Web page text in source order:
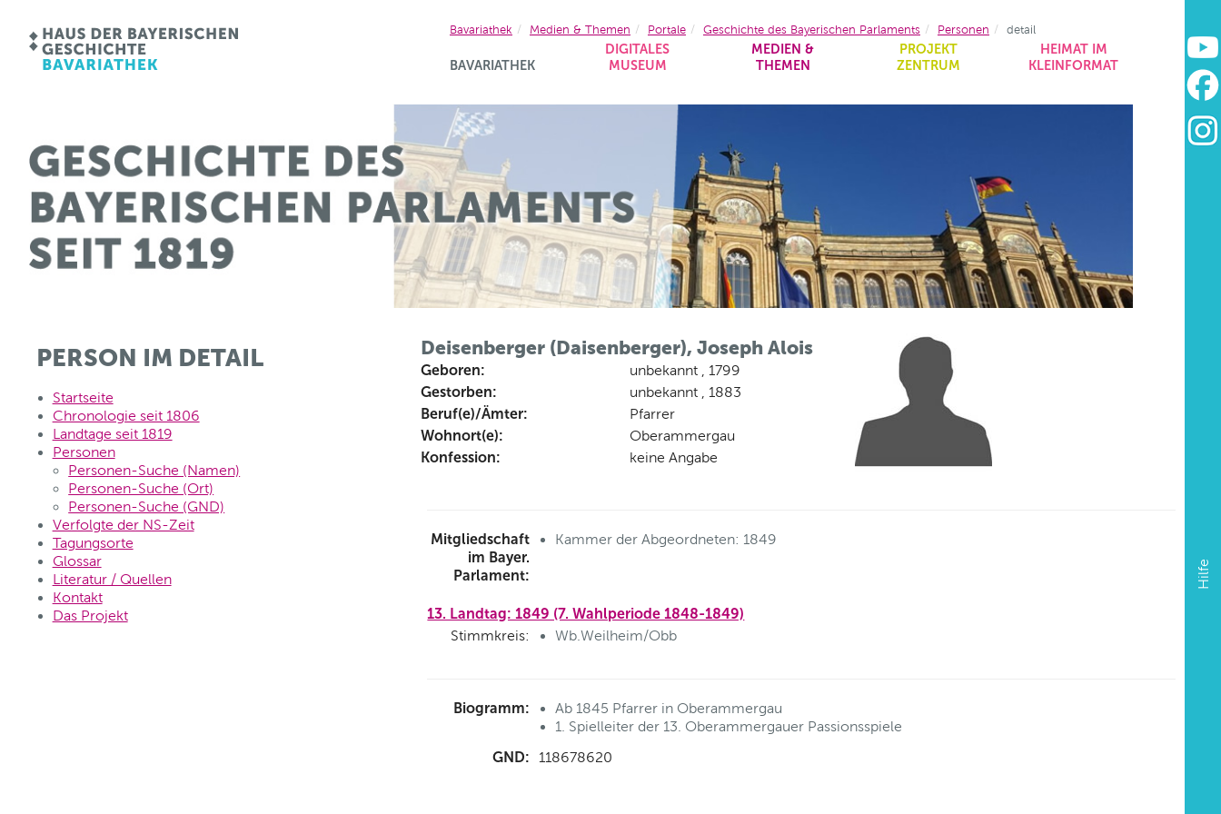
BAVARIATHEK
DIGITALES
MUSEUM
MEDIEN &
THEMEN
PROJEKT
ZENTRUM
HEIMAT IM
KLEINFORMAT
Hilfe
Bavariathek Medien & Themen Portale Geschichte des Bayerischen Parlaments Personen detail
PERSON IM DETAIL
Startseite
Chronologie seit 1806
Landtage seit 1819
Personen
Personen-Suche (Namen)
Personen-Suche (Ort)
Personen-Suche (GND)
Verfolgte der NS-Zeit
Tagungsorte
Glossar
Literatur / Quellen
Kontakt
Das Projekt
Deisenberger (Daisenberger), Joseph Alois
Geboren: unbekannt , 1799
Gestorben: unbekannt , 1883
Beruf(e)/Ämter: Pfarrer
Wohnort(e): Oberammergau
Konfession: keine Angabe
Mitgliedschaft
im Bayer.
Parlament:
Kammer der Abgeordneten: 1849
13. Landtag: 1849 (7. Wahlperiode 1848-1849)
Stimmkreis: Wb.Weilheim/Obb
Biogramm:
Ab 1845 Pfarrer in Oberammergau
1. Spielleiter der 13. Oberammergauer Passionsspiele
GND: 118678620